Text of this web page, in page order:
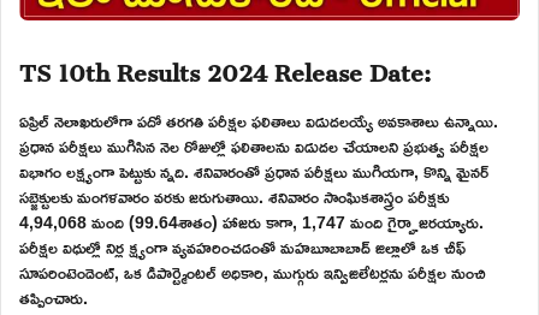
TS 10th Results 2024 Release Date:
ఏప్రిల్ నెలాఖరులోగా పదో తరగతి పరీక్షల ఫలితాలు విడుదలయ్యే అవకాశాలు ఉన్నాయి.
ప్రధాన పరీక్షలు ముగిసిన నెల రోజుల్లో ఫలితాలను విడుదల చేయాలని ప్రభుత్వ పరీక్షల
విభాగం లక్ష్యంగా పెట్టుకు న్నది. శనివారంతో ప్రధాన పరీక్షలు ముగియగా, కొన్ని మైనర్
సబ్జెక్టులకు మంగళవారం వరకు జరుగుతాయి. శనివారం సాంఘికశాస్త్రం పరీక్షకు
4,94,068 మంది (99.64శాతం) హాజరు కాగా, 1,747 మంది గైర్హాజరయ్యారు.
పరీక్షల విధుల్లో నిర్ల క్ష్యంగా వ్యవహరించడంతో మహబూబాబాద్ జిల్లాలో ఒక చీఫ్
సూపరింటెండెంట్, ఒక డిపార్ట్మెంటల్ అధికారి, ముగ్గురు ఇన్విజిలేటర్లను పరీక్షల నుంచి
తప్పించారు.